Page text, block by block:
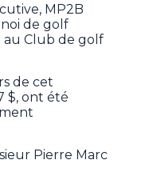
MP2B
de golf
Club de golf
de cet
$, ont été
Pierre Marc